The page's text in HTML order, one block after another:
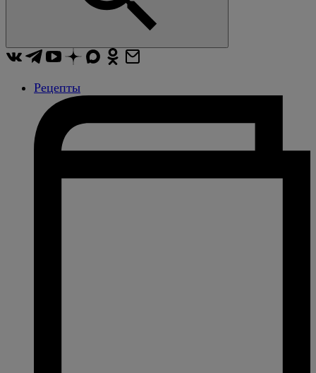
Рецепты